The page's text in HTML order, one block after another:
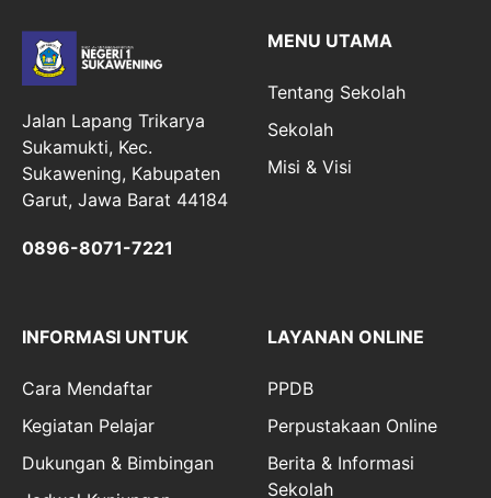
Jalan Lapang Trikarya
Sukamukti, Kec.
Sukawening, Kabupaten
Garut, Jawa Barat 44184
0896-8071-7221
MENU UTAMA
Tentang Sekolah
Sekolah
Misi & Visi
INFORMASI UNTUK
Cara Mendaftar
Kegiatan Pelajar
Dukungan & Bimbingan
LAYANAN ONLINE
PPDB
Perpustakaan Online
Berita & Informasi
Sekolah